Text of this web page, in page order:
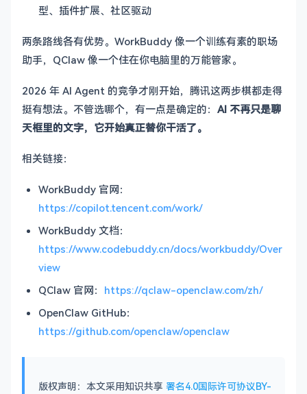
型、插件扩展、社区驱动
两条路线各有优势。WorkBuddy 像一个训练有素的职场
助手，QClaw 像一个住在你电脑里的万能管家。
2026 年 AI Agent 的竞争才刚开始，腾讯这两步棋都走得
挺有想法。不管选哪个，有一点是确定的： AI 不再只是聊
天框里的文字，它开始真正替你干活了。
相关链接：
WorkBuddy 官网：
https://copilot.tencent.com/work/
WorkBuddy 文档：
https://www.codebuddy.cn/docs/workbuddy/Over
view
QClaw 官网： https://qclaw-openclaw.com/zh/
OpenClaw GitHub：
https://github.com/openclaw/openclaw
版权声明：本文采用知识共享 署名4.0国际许可协议BY-